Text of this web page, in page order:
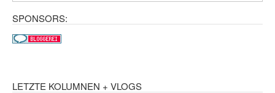
SPONSORS:
LETZTE KOLUMNEN + VLOGS